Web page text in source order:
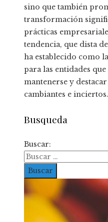
sino que también
transformación
prácticas
tendencia, que dista
ha establecido como
para las entidades que
mantenerse y
cambiantes e inciertos.
Busqueda
Buscar: